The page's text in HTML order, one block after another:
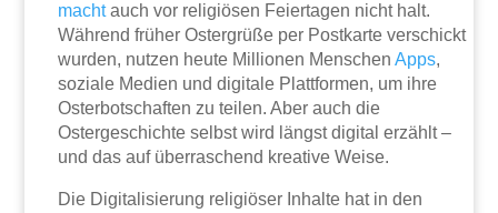
machtauch vor religiösen Feiertagen nicht halt.
Während früher Ostergrüße per Postkarte verschickt
wurden, nutzen heute Millionen MenschenApps,
soziale Medien und digitale Plattformen, um ihre
Osterbotschaften zu teilen. Aber auch die
Ostergeschichte selbst wird längst digital erzählt –
und das auf überraschend kreative Weise.
Die Digitalisierung religiöser Inhalte hat in den